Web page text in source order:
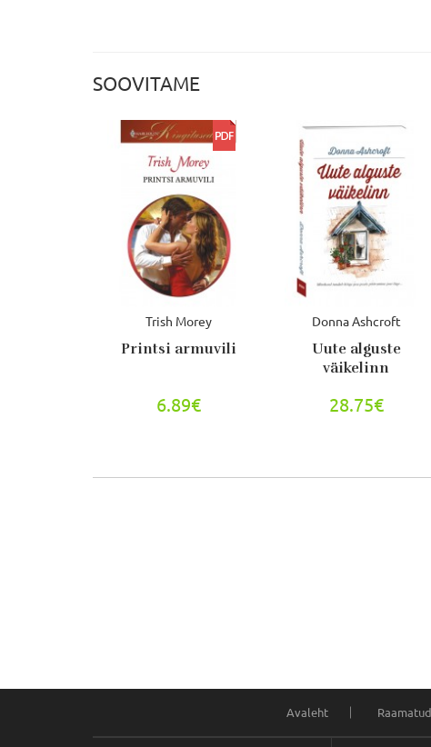
SOOVITAME
Trish Morey
Printsi armuvili
6.89€
Donna Ashcroft
Uute alguste
väikelinn
28.75€
Avaleht Raamatud